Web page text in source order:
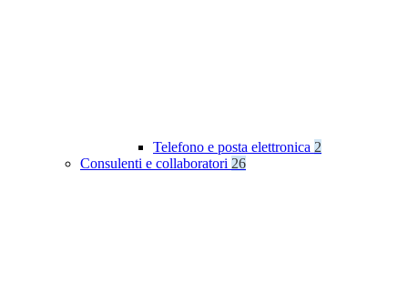
Telefono e posta elettronica 2
Consulenti e collaboratori 26